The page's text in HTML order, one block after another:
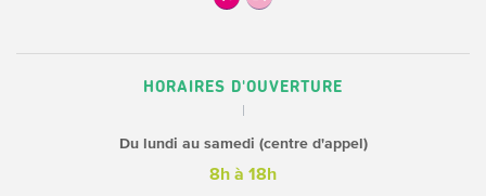
HORAIRES D'OUVERTURE
Du lundi au samedi (centre d'appel)
8h à 18h